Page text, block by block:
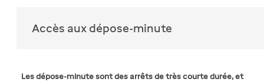
Accès aux dépose-minute
Les dépose-minute sont des arrêts de très courte durée, et